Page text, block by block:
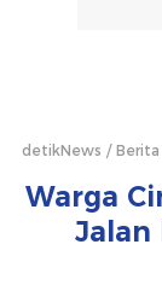
detikNews Berita
Warga
Jalan